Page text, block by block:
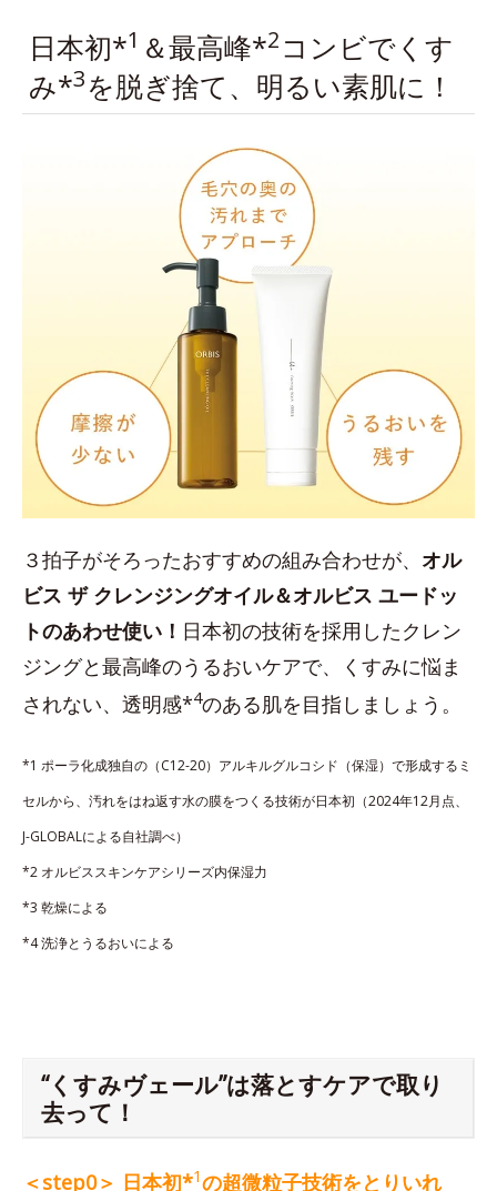
日本初*1 ＆最高峰*2コンビでくす
み*3を脱ぎ捨て、明るい素肌に！
３拍子がそろったおすすめの組み合わせが、 オル
ビス ザ クレンジングオイル＆オルビス ユードッ
トのあわせ使い！ 日本初の技術を採用したクレン
ジングと最高峰のうるおいケアで、くすみに悩ま
されない、透明感*4のある肌を目指しましょう。
*1 ポーラ化成独自の（C12-20）アルキルグルコシド（保湿）で形成するミ
セルから、汚れをはね返す水の膜をつくる技術が日本初（2024年12月点、
J-GLOBALによる自社調べ）
*2 オルビススキンケアシリーズ内保湿力
*3 乾燥による
*4 洗浄とうるおいによる
“くすみヴェール”は落とすケアで取り
去って！
＜step0＞ 日本初*1の超微粒子技術をとりいれ